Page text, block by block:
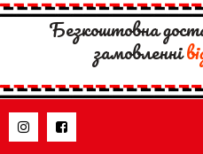
Безкоштовна
замовленні
 